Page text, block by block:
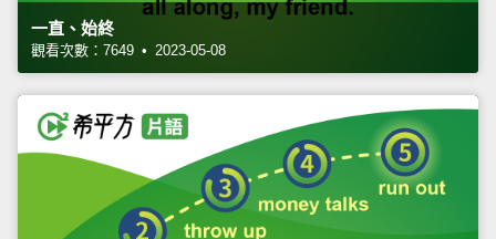
一直、始終
觀看次數：7649 • 2023-05-08